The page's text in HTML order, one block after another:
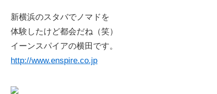
新横浜のスタバでノマドを
体験したけど都会だね（笑）
イーンスパイアの横田です。
http://www.enspire.co.jp